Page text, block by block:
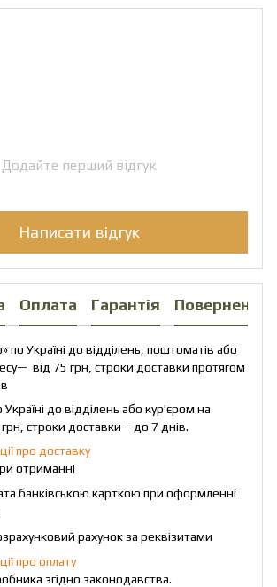
Додайте перший відгук
Написати відгук
Оплата Гарантія Повернення
Україні до відділень, поштоматів або
від 75 грн, строки доставки протягом
до відділень або кур'єром на
строки доставки – до 7 днів.
про доставку
отриманні
банківською карткою при оформленні
рахунок за реквізитами
про оплату
згідно законодавства.